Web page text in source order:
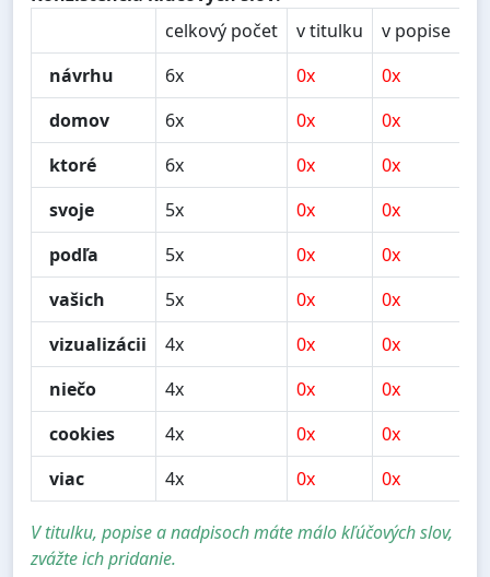
celkový počet
v titulku v popise
návrhu
6x 0x 0x
domov
6x 0x 0x
ktoré
6x 0x 0x
svoje
5x 0x 0x
podľa
5x 0x 0x
vašich
5x 0x 0x
vizualizácii
4x 0x 0x
niečo
4x 0x 0x
cookies
4x 0x 0x
viac
4x 0x 0x
V titulku, popise a nadpisoch máte málo kľúčových slov,
zvážte ich pridanie.